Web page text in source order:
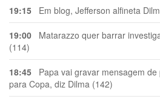
19:15 Em blog, Jefferson alfineta
19:00 Matarazzo quer barrar
(114)
18:45 Papa vai gravar mensagem
para Copa, diz Dilma (142)